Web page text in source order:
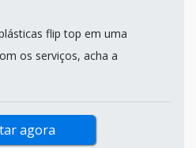
flip top em uma
os serviços, acha a
agora